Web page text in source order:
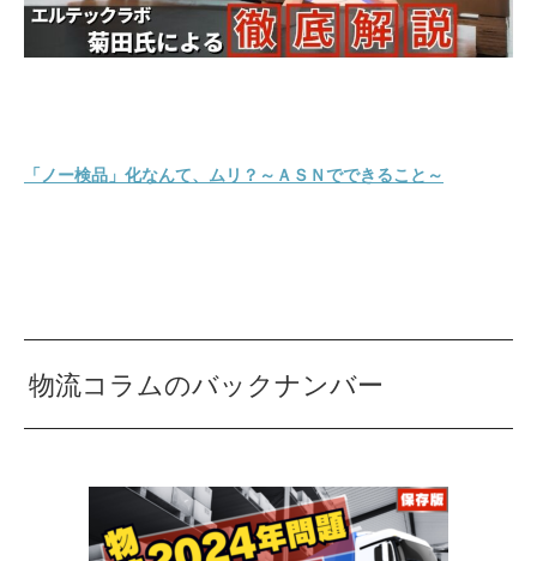
「ノー検品」化なんて、ムリ？～ＡＳＮでできること～
物流コラムのバックナンバー